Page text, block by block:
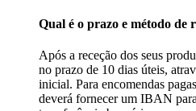
Qual é o prazo e método de
Após a receção dos seus
no prazo de 10 dias úteis,
inicial. Para encomendas
deverá fornecer um IBAN